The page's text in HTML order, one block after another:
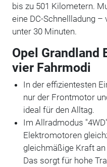
bis zu 501 Kilometern.
eine DC-Schnellladung –
unter 30 Minuten.
Opel Grandland
vier Fahrmodi
In der effizientesten
nur der Frontmotor
ideal für den Alltag.
Im Allradmodus
Elektromotoren
gleichmäßige Kraft
Das sorgt für hohe